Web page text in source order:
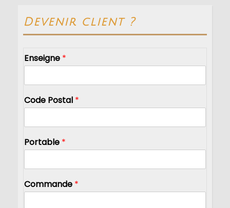
Devenir client ?
Enseigne *
Code Postal *
Portable *
Commande *